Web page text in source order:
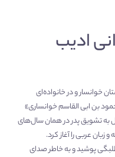
ادیب
در سال ۱۲۸۰ در شهرستان خوانسار و در خانواده‌ای
بن ابی القاسم خوانساری»
تشویق پدر در همان سال‌های
زبان عربی را آغاز کرد.
ساله بود، لباس طلبگی پوشید و به خاطر صدای